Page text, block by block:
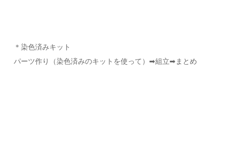
＊染色済みキット
パーツ作り（染色済みのキットを使って）➡︎組立➡︎まとめ